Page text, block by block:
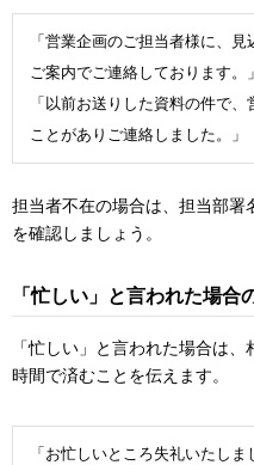
「営業企画のご担当者様に、
ご案内でご連絡しております。」
「以前お送りした資料の件で
ことがありご連絡しました。」
担当者不在の場合は、担当部署
を確認しましょう。
「忙しい」と言われた場合
「忙しい」と言われた場合は
時間で済むことを伝えます。
「お忙しいところ失礼いたし